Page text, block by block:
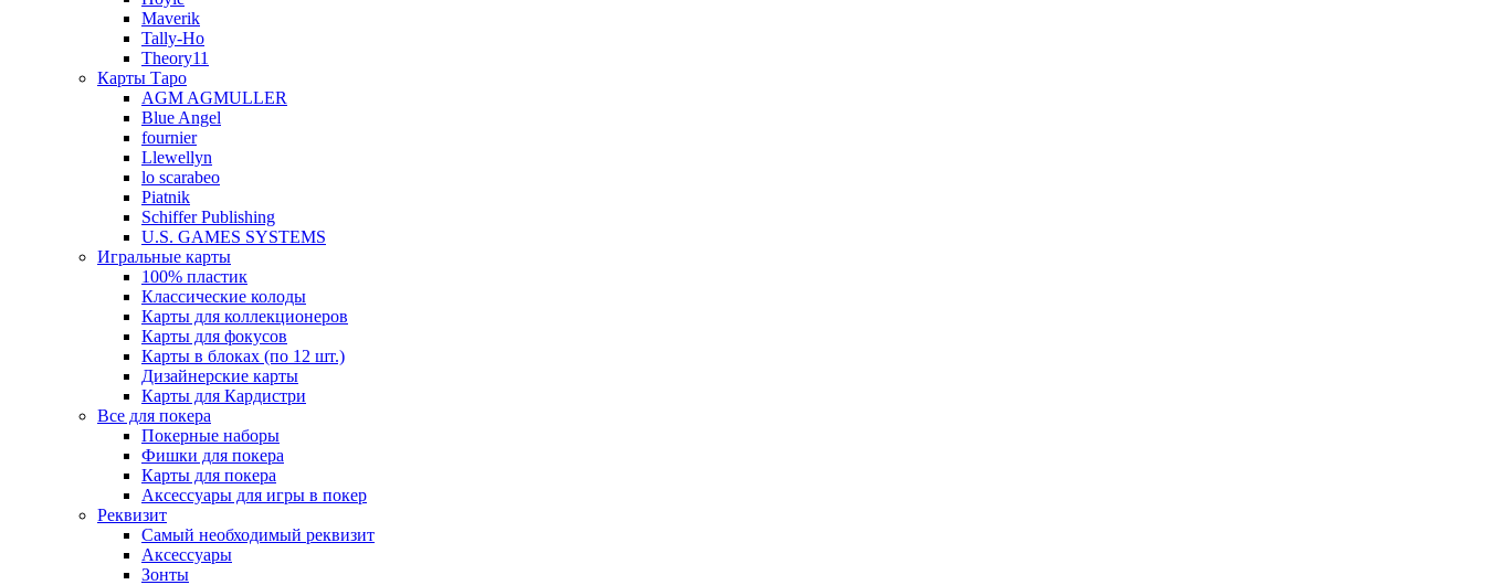
Maverik
Tally-Ho
Theory11
Карты Таро
AGM AGMULLER
Blue Angel
fournier
Llewellyn
lo scarabeo
Piatnik
Schiffer Publishing
U.S. GAMES SYSTEMS
Игральные карты
100% пластик
Классические колоды
Карты для коллекционеров
Карты для фокусов
Карты в блоках (по 12 шт.)
Дизайнерские карты
Карты для Кардистри
Все для покера
Покерные наборы
Фишки для покера
Карты для покера
Аксессуары для игры в покер
Реквизит
Самый необходимый реквизит
Аксессуары
Зонты